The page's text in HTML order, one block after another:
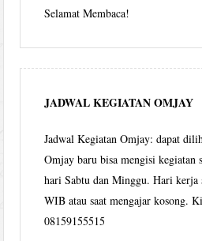
Selamat Membaca!
JADWAL KEGIATAN OMJAY
Jadwal Kegiatan Omjay: dapat
Omjay baru bisa mengisi kegiatan
hari Sabtu dan Minggu. Hari kerja
WIB atau saat mengajar kosong.
08159155515